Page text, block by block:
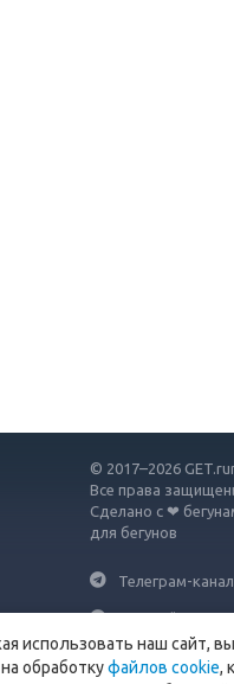
© 2017–2026
Все права
Сделано с ❤
для бегунов
Телеграм-
Беговой чат в
info@get.run
использовать наш сайт,
обработкуфайлов cookie,